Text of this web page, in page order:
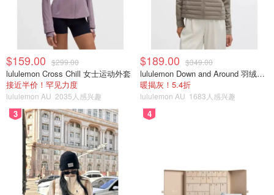
$159.00 $299.00
lululemon Cross Chill 女士运动外套
接近半价！罕见力度
lululemon AU 2035人感兴趣
$189.00 $349.00
lululemon Down and Around 羽绒夹克
暖揭灰！5.4折
lululemon AU 1683人感兴趣
3 4